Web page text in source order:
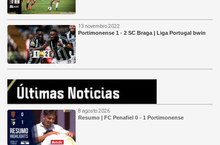
13 novembro 2022
Portimonense 1 - 2 SC Braga | Liga Portugal bwin
8 agosto 2026
Resumo | FC Penafiel 0 - 1 Portimonense